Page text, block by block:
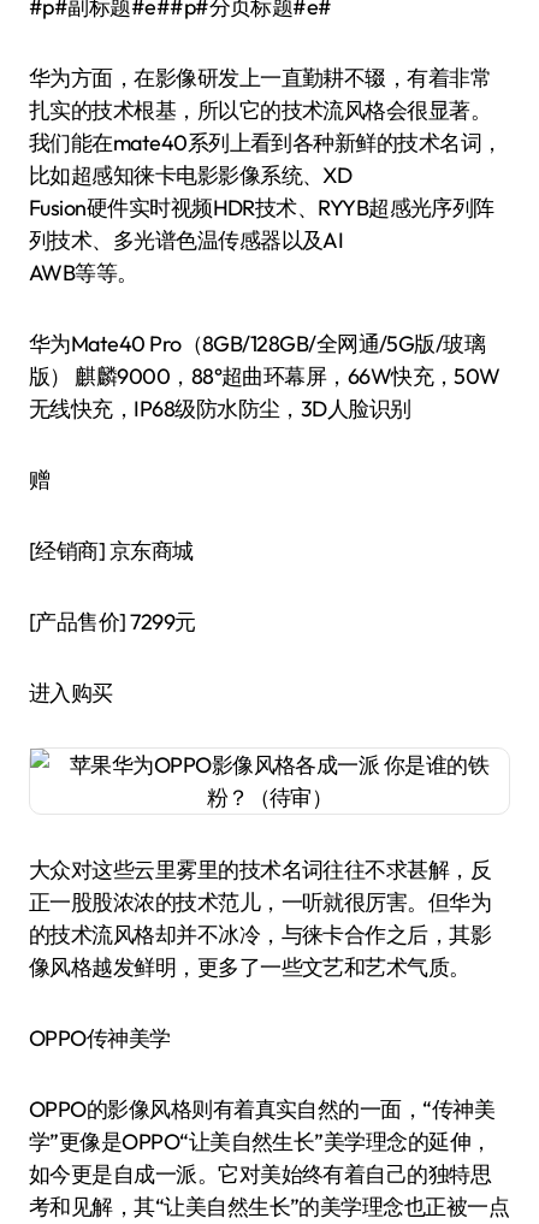
#p#副标题#e##p#分页标题#e#
华为方面，在影像研发上一直勤耕不辍，有着非常
扎实的技术根基，所以它的技术流风格会很显著。
我们能在mate40系列上看到各种新鲜的技术名词，
比如超感知徕卡电影影像系统、XD
Fusion硬件实时视频HDR技术、RYYB超感光序列阵
列技术、多光谱色温传感器以及AI
AWB等等。
华为Mate40 Pro（8GB/128GB/全网通/5G版/玻璃
版） 麒麟9000，88°超曲环幕屏，66W快充，50W
无线快充，IP68级防水防尘，3D人脸识别
赠
[经销商]京东商城
[产品售价]7299元
进入购买
大众对这些云里雾里的技术名词往往不求甚解，反
正一股股浓浓的技术范儿，一听就很厉害。但华为
的技术流风格却并不冰冷，与徕卡合作之后，其影
像风格越发鲜明，更多了一些文艺和艺术气质。
OPPO传神美学
OPPO的影像风格则有着真实自然的一面，“传神美
学”更像是OPPO“让美自然生长”美学理念的延伸，
如今更是自成一派。它对美始终有着自己的独特思
考和见解，其“让美自然生长”的美学理念也正被一点